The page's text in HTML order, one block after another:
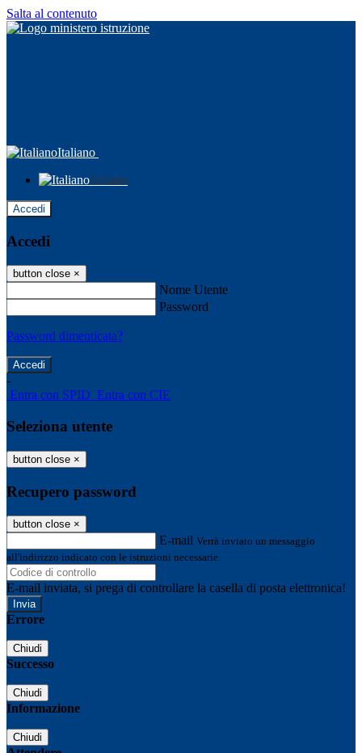
Salta al contenuto
Italiano
Italiano
Accedi
Accedi
button close ×
Nome Utente
Password
Password dimenticata?
-
Entra con SPID Entra con CIE
Seleziona utente
button close ×
Recupero password
button close ×
E-mail Verrà inviato un messaggio
all'indirizzo indicato con le istruzioni necessarie.
E-mail inviata, si prega di controllare la casella di posta elettronica!
Errore
Chiudi
Successo
Chiudi
Informazione
Chiudi